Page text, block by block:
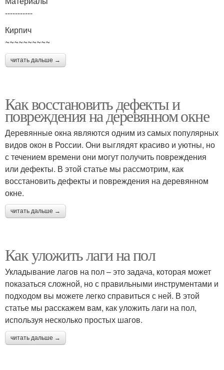
-----------
Кирпич
~~~~~~~~~~
читать дальше →
Как восстановить дефекты и
повреждения на деревянном окне
Деревянные окна являются одним из самых популярных
видов окон в России. Они выглядят красиво и уютны, но
с течением времени они могут получить повреждения
или дефекты. В этой статье мы рассмотрим, как
восстановить дефекты и повреждения на деревянном
окне.
читать дальше →
Как уложить лаги на пол
Укладывание лагов на пол – это задача, которая может
показаться сложной, но с правильными инструментами и
подходом вы можете легко справиться с ней. В этой
статье мы расскажем вам, как уложить лаги на пол,
используя несколько простых шагов.
читать дальше →